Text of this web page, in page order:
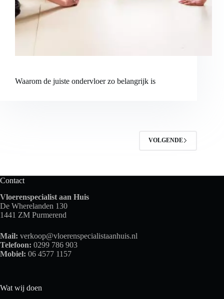
Waarom de juiste ondervloer zo belangrijk is
VOLGENDE
Contact
Vloerenspecialist aan Huis
De Wherelanden 130
1441 ZM Purmerend
Mail: verkoop@vloerenspecialistaanhuis.nl
Telefoon: 0299 786 903
Mobiel: 06 4577 1157
Wat wij doen